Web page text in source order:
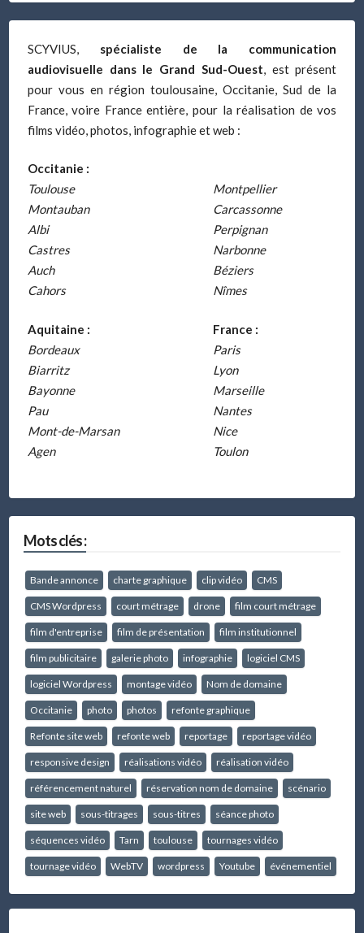
SCYVIUS, spécialiste de la communication
audiovisuelle dans le Grand Sud-Ouest, est présent
pour vous en région toulousaine, Occitanie, Sud de la
France, voire France entière, pour la réalisation de vos
films vidéo, photos, infographie et web :
Occitanie :
Toulouse
Montauban
Albi
Castres
Auch
Cahors
Montpellier
Carcassonne
Perpignan
Narbonne
Béziers
Nîmes
Aquitaine :
Bordeaux
Biarritz
Bayonne
Pau
Mont-de-Marsan
Agen
France :
Paris
Lyon
Marseille
Nantes
Nice
Toulon
Mots clés :
Bande annonce charte graphique clip vidéo CMS
CMS Wordpress court métrage drone film court métrage
film d'entreprise film de présentation film institutionnel
film publicitaire galerie photo infographie logiciel CMS
logiciel Wordpress montage vidéo Nom de domaine
Occitanie photo photos refonte graphique
Refonte site web refonte web reportage reportage vidéo
responsive design réalisations vidéo réalisation vidéo
référencement naturel réservation nom de domaine scénario
site web sous-titrages sous-titres séance photo
séquences vidéo Tarn toulouse tournages vidéo
tournage vidéo WebTV wordpress Youtube événementiel